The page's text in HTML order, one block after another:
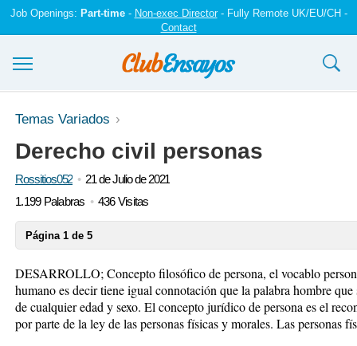
Job Openings: Part-time- Non-exec Director- Fully Remote UK/EU/CH -
Contact
Ensayos y trabajos
Registrarse
Iniciar sesión
Temas Variados
Derecho civil personas
Rossitios052
21 de Julio de 2021
1.199 Palabras
436 Visitas
Página 1 de 5
DESARROLLO; Concepto filosófico de persona, el vocablo
humano es decir tiene igual connotación que la palabra hombre
de cualquier edad y sexo. El concepto jurídico de persona es el
por parte de la ley de las personas físicas y morales. Las personas